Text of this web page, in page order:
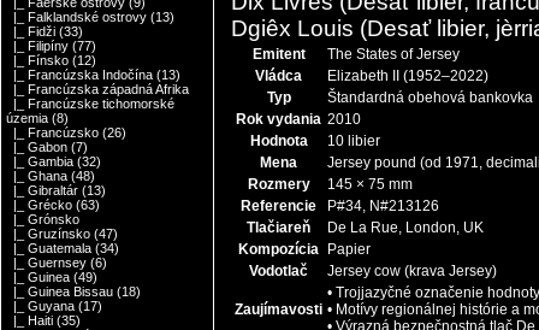
|_ Falklandské ostrovy (13)
|_ Fidži (33)
|_ Filipíny (77)
|_ Fínsko (12)
|_ Francúzska Indočína (13)
|_ Francúzska západná Afrika
|_ Francúzske tichomorské
územia (8)
|_ Francúzsko (26)
|_ Gabon (7)
|_ Gambia (32)
|_ Ghana (48)
|_ Gibraltár (13)
|_ Grécko (63)
|_ Grónsko
|_ Gruzínsko (47)
|_ Guatemala (34)
|_ Guernsey (6)
|_ Guinea (49)
|_ Guinea Bissau (18)
|_ Guyana (17)
|_ Haiti (35)
Dgiêx Louis (Desať libier,
Emitent
The States of Jersey
Vládca
Elizabeth II (1952–2022)
Typ
Štandardná obehová bankovka
Rok vydania 2010
Hodnota
10 libier
Mena
Jersey pound (od 1971,
Rozmery
145 × 75 mm
Referencie
P#34, N#213126
Tlačiareň
De La Rue, London, UK
Kompozícia
Papier
Vodotlač
Jersey cow (krava Jersey)
Zaujímavosti
• Trojjazyčné označenie
• Motívy regionálnej histórie a
• Výrazná bezpečnostná tlač